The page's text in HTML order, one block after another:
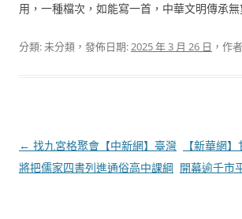
用，一種檔次，如能寫一首，中華文明傳承無
分類: 未分類，發佈日期:2025 年 3 月 26 日 ，作
文
章
← 找九宮格聚會【中新網】臺灣
將把儒家四書列進通俗高中課綱
【新華網
開幕逾千市